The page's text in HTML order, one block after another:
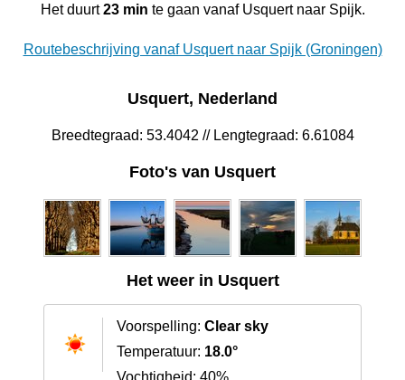
Het duurt23 min te gaan vanaf Usquert naar Spijk.
Routebeschrijving vanaf Usquert naar Spijk (Groningen)
Usquert, Nederland
Breedtegraad: 53.4042 // Lengtegraad: 6.61084
Foto's van Usquert
Het weer in Usquert
Voorspelling: Clear sky
Temperatuur: 18.0°